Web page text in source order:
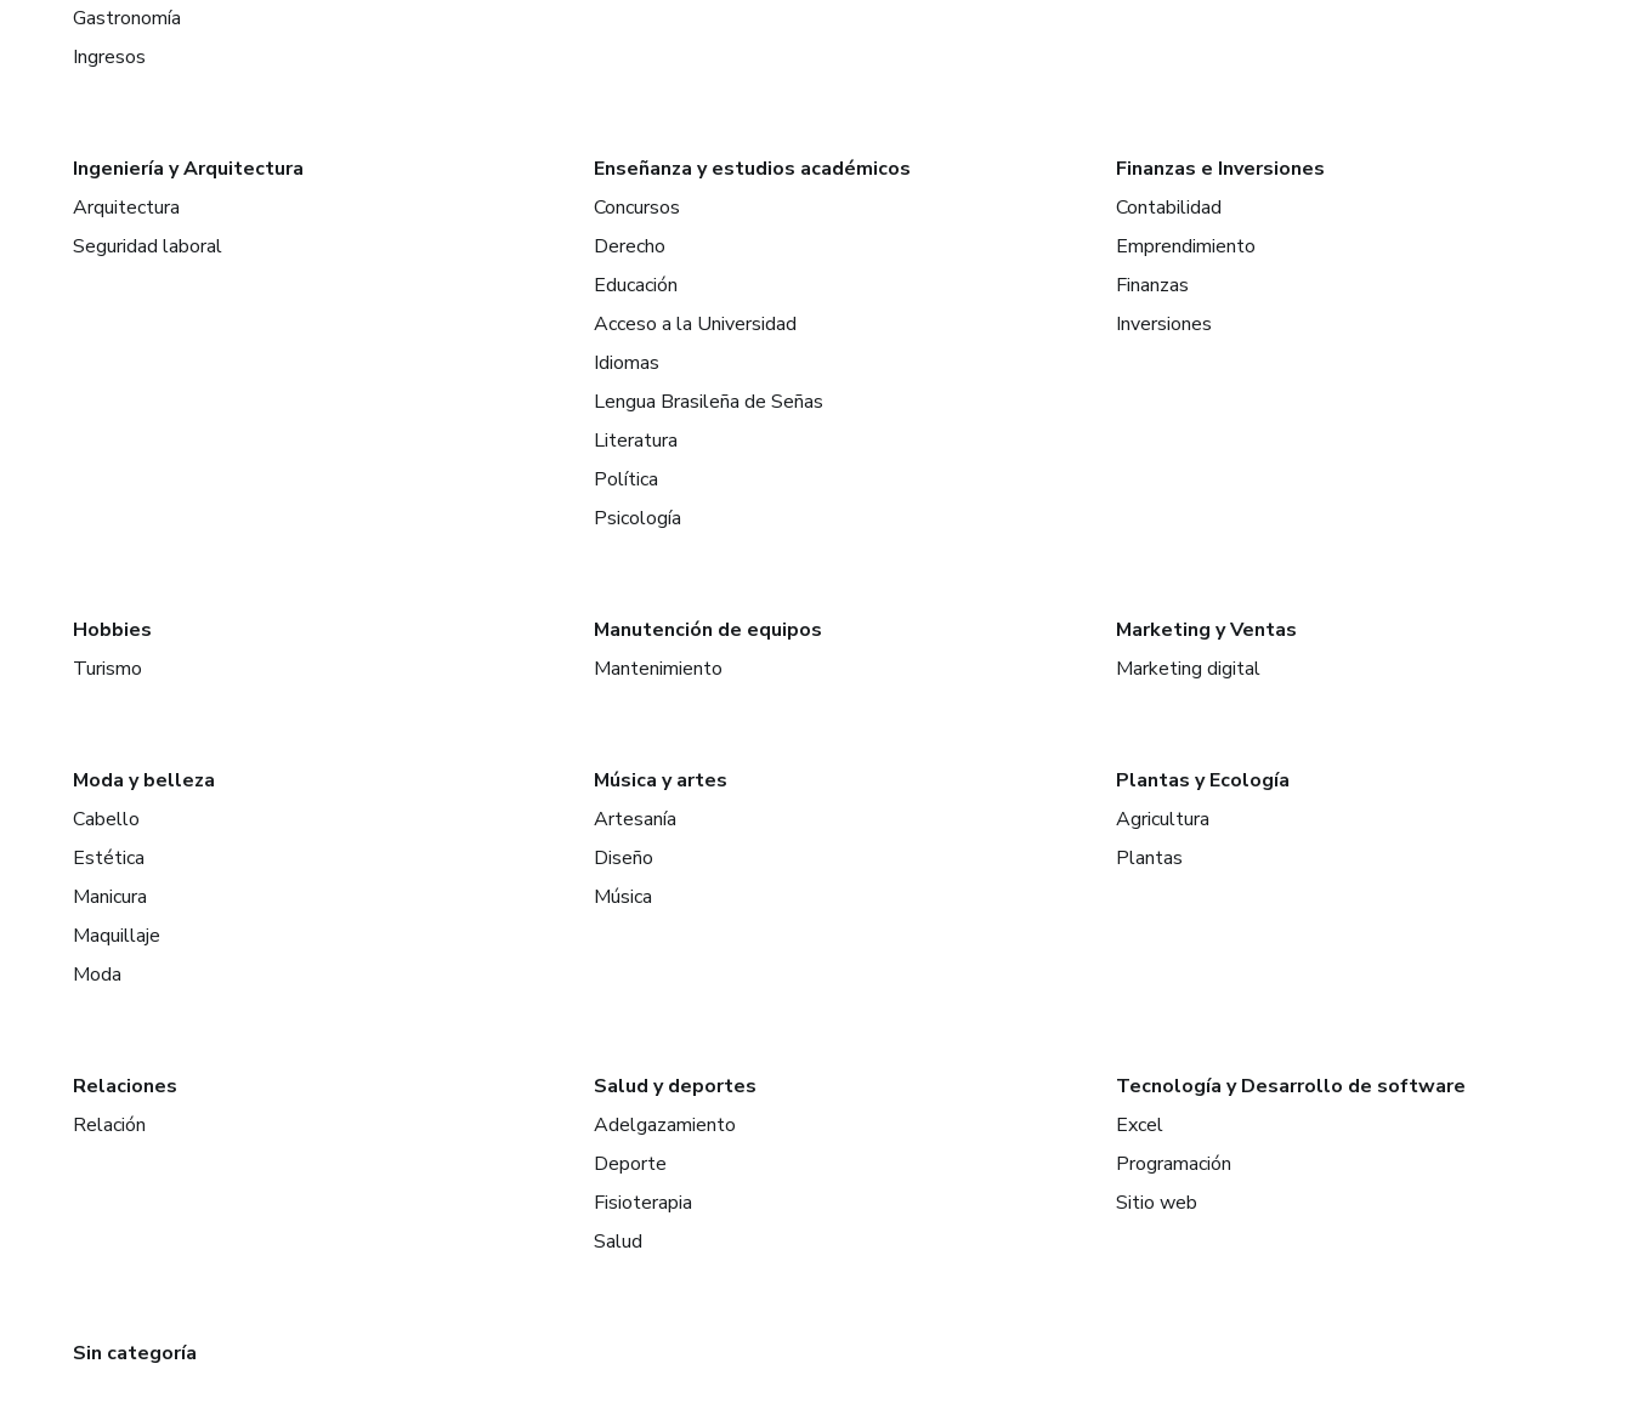
Gastronomía
Ingresos
Ingeniería y Arquitectura
Arquitectura
Seguridad laboral
Enseñanza y estudios académicos
Concursos
Derecho
Educación
Acceso a la Universidad
Idiomas
Lengua Brasileña de Señas
Literatura
Política
Psicología
Finanzas e Inversiones
Contabilidad
Emprendimiento
Finanzas
Inversiones
Hobbies
Turismo
Manutención de equipos
Mantenimiento
Marketing y Ventas
Marketing digital
Moda y belleza
Cabello
Estética
Manicura
Maquillaje
Moda
Música y artes
Artesanía
Diseño
Música
Plantas y Ecología
Agricultura
Plantas
Relaciones
Relación
Salud y deportes
Adelgazamiento
Deporte
Fisioterapia
Salud
Tecnología y Desarrollo de software
Excel
Programación
Sitio web
Sin categoría